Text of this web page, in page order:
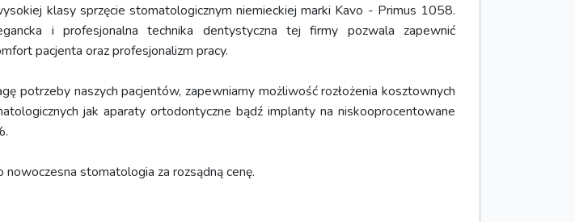
klasy sprzęcie stomatologicznym niemieckiej marki Kavo - Primus 1058.
i profesjonalna technika dentystyczna tej firmy pozwala zapewnić
pacjenta oraz profesjonalizm pracy.
potrzeby naszych pacjentów, zapewniamy możliwość rozłożenia kosztownych
jak aparaty ortodontyczne bądź implanty na niskooprocentowane
stomatologia za rozsądną cenę.